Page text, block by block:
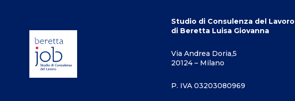
Studio di Consulenza del Lavoro
di Beretta Luisa Giovanna
Via Andrea Doria,5
20124 – Milano
P. IVA 03203080969